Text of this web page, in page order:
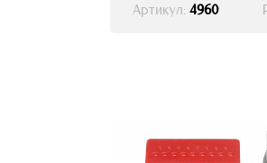
Артикул: 4960